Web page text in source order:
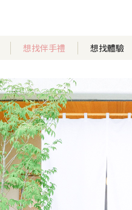
想找伴手禮 想找體驗